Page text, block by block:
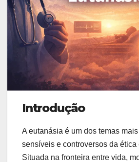
Introdução
A eutanásia é um dos temas
sensíveis e controversos da ética
Situada na fronteira entre vida,